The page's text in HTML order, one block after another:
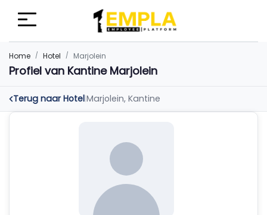
Home Hotel Marjolein
Profiel van Kantine Marjolein
Terug naar Hotel|Marjolein, Kantine